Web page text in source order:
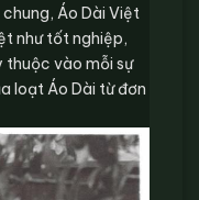
Áo Dài Việt
như tốt nghiệp,
thuộc vào mỗi sự
loạt Áo Dài từ đơn